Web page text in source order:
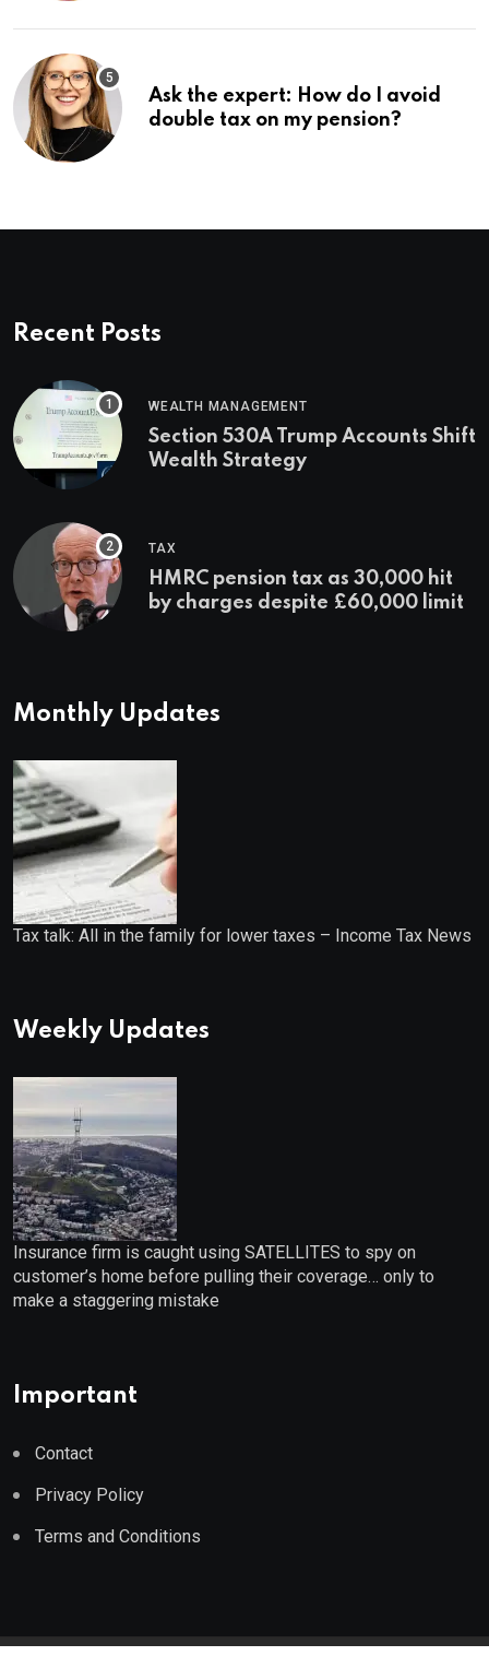
Ask the expert: How do I avoid
double tax on my pension?
Recent Posts
WEALTH MANAGEMENT
Section 530A Trump Accounts Shift
Wealth Strategy
TAX
HMRC pension tax as 30,000 hit
by charges despite £60,000 limit
Monthly Updates
Tax talk: All in the family for lower taxes – Income Tax News
Weekly Updates
Insurance firm is caught using SATELLITES to spy on
customer’s home before pulling their coverage… only to
make a staggering mistake
Important
Contact
Privacy Policy
Terms and Conditions